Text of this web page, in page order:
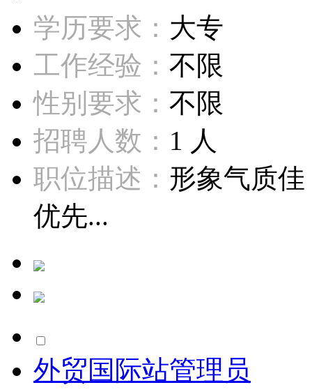
学历要求： 大专
工作经验： 不限
性别要求： 不限
招聘人数： 1 人
职位描述： 形象气质
优先...
外贸国际站管理员